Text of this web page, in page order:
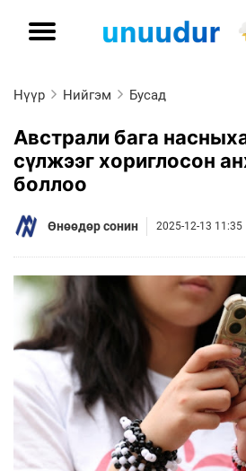
Нүүр Нийгэм Бусад
Австрали бага
сүлжээг хориглосон
боллоо
Өнөөдөр сонин 2025-12-13 11:35